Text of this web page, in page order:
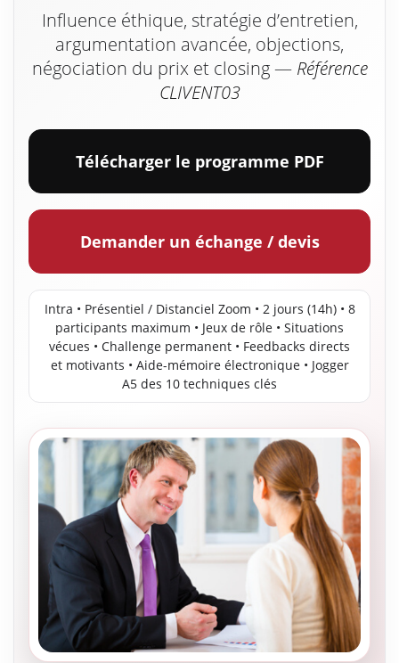
Influence éthique, stratégie d’entretien,
argumentation avancée, objections,
négociation du prix et closing — Référence
CLIVENT03
Télécharger le programme PDF
Demander un échange / devis
Intra • Présentiel / Distanciel Zoom • 2 jours (14h) • 8
participants maximum • Jeux de rôle • Situations
vécues • Challenge permanent • Feedbacks directs
et motivants • Aide-mémoire électronique • Jogger
A5 des 10 techniques clés